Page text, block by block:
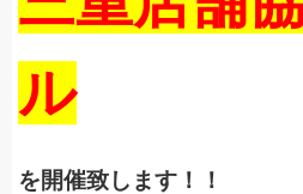
ル
を開催致します！！